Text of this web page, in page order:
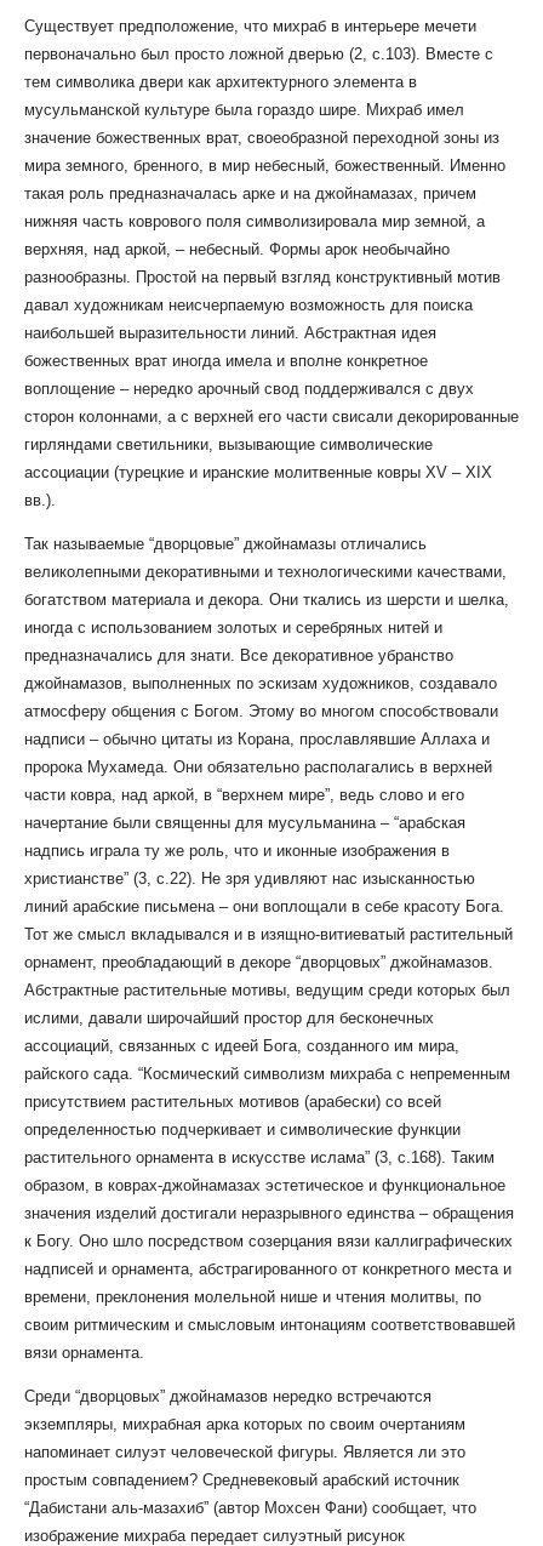
Существует предположение, что михраб в интерьере мечети
первоначально был просто ложной дверью (2, с.103). Вместе с
тем символика двери как архитектурного элемента в
мусульманской культуре была гораздо шире. Михраб имел
значение божественных врат, своеобразной переходной зоны из
мира земного, бренного, в мир небесный, божественный. Именно
такая роль предназначалась арке и на джойнамазах, причем
нижняя часть коврового поля символизировала мир земной, а
верхняя, над аркой, – небесный. Формы арок необычайно
разнообразны. Простой на первый взгляд конструктивный мотив
давал художникам неисчерпаемую возможность для поиска
наибольшей выразительности линий. Абстрактная идея
божественных врат иногда имела и вполне конкретное
воплощение – нередко арочный свод поддерживался с двух
сторон колоннами, а с верхней его части свисали декорированные
гирляндами светильники, вызывающие символические
ассоциации (турецкие и иранские молитвенные ковры XV – XIX
вв.).
Так называемые “дворцовые” джойнамазы отличались
великолепными декоративными и технологическими качествами,
богатством материала и декора. Они ткались из шерсти и шелка,
иногда с использованием золотых и серебряных нитей и
предназначались для знати. Все декоративное убранство
джойнамазов, выполненных по эскизам художников, создавало
атмосферу общения с Богом. Этому во многом способствовали
надписи – обычно цитаты из Корана, прославлявшие Аллаха и
пророка Мухамеда. Они обязательно располагались в верхней
части ковра, над аркой, в “верхнем мире”, ведь слово и его
начертание были священны для мусульманина – “арабская
надпись играла ту же роль, что и иконные изображения в
христианстве” (3, с.22). Не зря удивляют нас изысканностью
линий арабские письмена – они воплощали в себе красоту Бога.
Тот же смысл вкладывался и в изящно-витиеватый растительный
орнамент, преобладающий в декоре “дворцовых” джойнамазов.
Абстрактные растительные мотивы, ведущим среди которых был
ислими, давали широчайший простор для бесконечных
ассоциаций, связанных с идеей Бога, созданного им мира,
райского сада. “Космический символизм михраба с непременным
присутствием растительных мотивов (арабески) со всей
определенностью подчеркивает и символические функции
растительного орнамента в искусстве ислама” (3, с.168). Таким
образом, в коврах-джойнамазах эстетическое и функциональное
значения изделий достигали неразрывного единства – обращения
к Богу. Оно шло посредством созерцания вязи каллиграфических
надписей и орнамента, абстрагированного от конкретного места и
времени, преклонения молельной нише и чтения молитвы, по
своим ритмическим и смысловым интонациям соответствовавшей
вязи орнамента.
Среди “дворцовых” джойнамазов нередко встречаются
экземпляры, михрабная арка которых по своим очертаниям
напоминает силуэт человеческой фигуры. Является ли это
простым совпадением? Средневековый арабский источник
“Дабистани аль-мазахиб” (автор Мохсен Фани) сообщает, что
изображение михраба передает силуэтный рисунок